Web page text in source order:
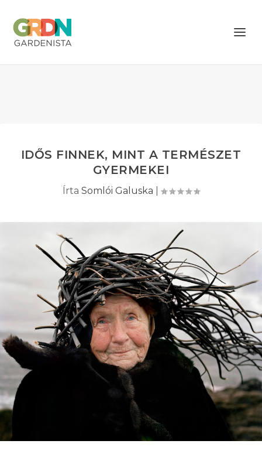
IDŐS FINNEK, MINT A TERMÉSZET
GYERMEKEI
Írta Somlói Galuska